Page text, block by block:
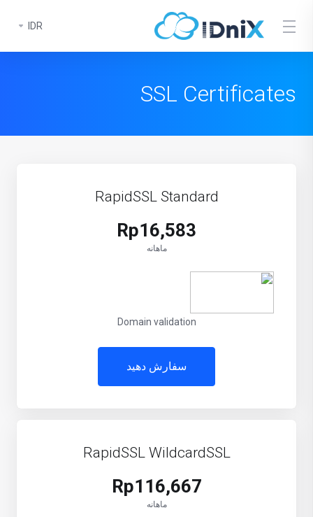
IDR
SSL Certificates
RapidSSL Standard
Rp16,583
ماهانه
Domain validation
سفارش دهید
RapidSSL WildcardSSL
Rp116,667
ماهانه